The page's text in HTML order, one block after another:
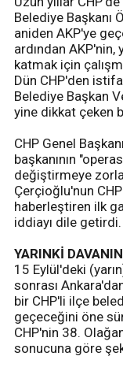
Belediye Başkanı
aniden AKP'ye
ardından
katmak için
Dün CHP'den
Belediye Başkan
yine dikkat çeken
CHP Genel
başkanının
değiştirmeye
Çerçioğlu'nun
haberleştiren ilk
iddiayı dile getirdi.
YARINKİ
15 Eylül'deki
sonrası
bir CHP'li ilçe
geçeceğini öne
CHP'nin 38.
sonucuna göre